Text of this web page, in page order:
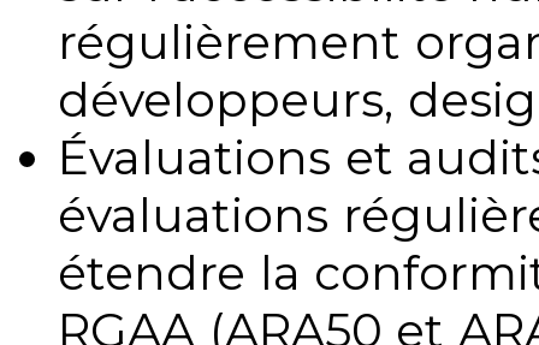
régulièrement
développeurs,
Évaluations et
évaluations
étendre la
RGAA (ARA50 et